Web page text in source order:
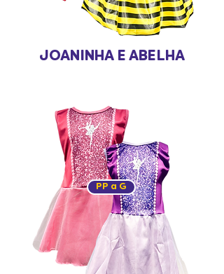
JOANINHA E ABELHA
PP a G